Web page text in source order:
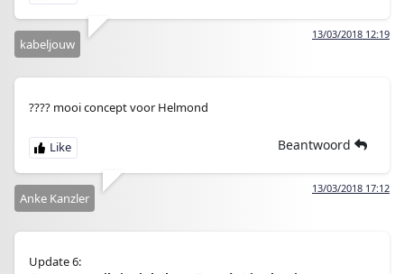
13/03/2018 12:19
kabeljouw
???? mooi concept voor Helmond
Beantwoord
13/03/2018 17:12
Anke Kanzler
Update 6: